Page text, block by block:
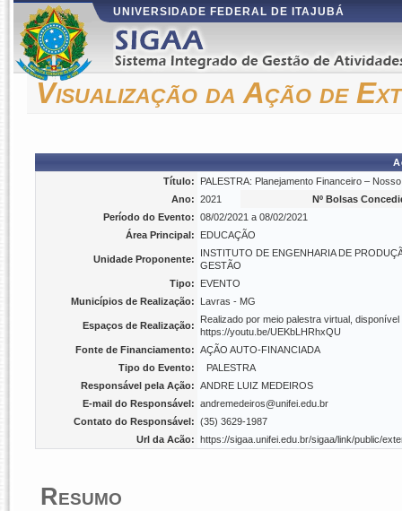
UNIVERSIDADE FEDERAL DE ITAJUBÁ
Visualização da Ação de
Título:
PALESTRA: Planejamento Financeiro –
Ano: 2021
Nº Bolsas
Período do Evento: 08/02/2021 a 08/02/2021
Área Principal:
EDUCAÇÃO
Unidade Proponente:
INSTITUTO DE ENGENHARIA DE
GESTÃO
Tipo:
EVENTO
Municípios de Realização:
Lavras - MG
Espaços de Realização:
Realizado por meio palestra virtual, disponível
https://youtu.be/UEKbLHRhxQU
Fonte de Financiamento: AÇÃO AUTO-FINANCIADA
Tipo do Evento:
PALESTRA
Responsável pela Ação: ANDRE LUIZ MEDEIROS
E-mail do Responsável: andremedeiros@unifei.edu.br
Contato do Responsável: (35) 3629-1987
Url da Acão: https://sigaa.unifei.edu.br/sigaa/link/public/
Resumo